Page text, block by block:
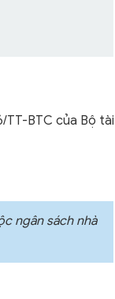
TT-BTC của Bộ tài
ngân sách nhà